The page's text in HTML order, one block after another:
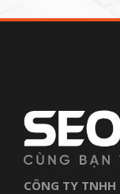
CÔNG TY TNHH